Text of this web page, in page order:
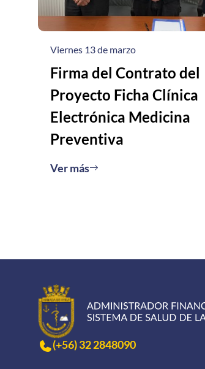
Viernes 13 de marzo
Firma del Contrato del
Proyecto Ficha Clínica
Electrónica Medicina
Preventiva
Ver más
(+56) 32 2848090